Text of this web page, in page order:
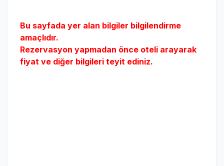
Bu sayfada yer alan bilgiler bilgilendirme
amaçlıdır.
Rezervasyon yapmadan önce oteli arayarak
fiyat ve diğer bilgileri teyit ediniz.